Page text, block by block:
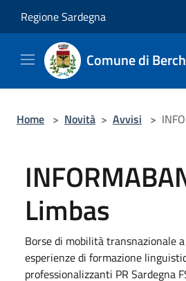
Regione Sardegna
Comune di
Home > Novità > Avvisi >
Limbas
Borse di mobilità transnazionale
esperienze di formazione
professionalizzanti PR Sardegna